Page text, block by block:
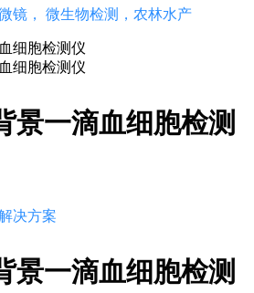
镜， 微生物检测，农林水产
景一滴血细胞检测
决方案
景一滴血细胞检测